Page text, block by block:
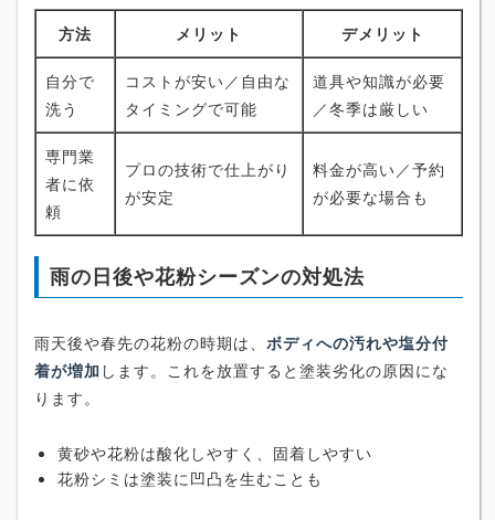
方法 メリット デメリット
自分で
洗う
コストが安い／自由な
タイミングで可能
道具や知識が必要
／冬季は厳しい
専門業
者に依
頼
プロの技術で仕上がり
が安定
料金が高い／予約
が必要な場合も
雨の日後や花粉シーズンの対処法
雨天後や春先の花粉の時期は、 ボディへの汚れや塩分付
着が増加 します。これを放置すると塗装劣化の原因にな
ります。
黄砂や花粉は酸化しやすく、固着しやすい
花粉シミは塗装に凹凸を生むことも